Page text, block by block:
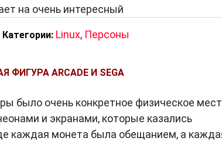
сложных цифровых экосистем, где
понимание аудитории
в IT — как культовая личность, так и
в развитии технологий. Великие
на очень интересный
Категории: Linux, Персоны
ARCADE И SEGA
было очень конкретное физическое
и экранами, которые казались
каждая монета была обещанием, а